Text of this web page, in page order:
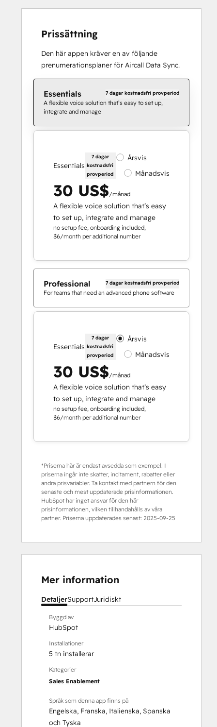
Prissättning
Den här appen kräver en av följande
prenumerationsplaner för Aircall Data Sync.
Essentials 7 dagar kostnadsfri provperiod
A flexible voice solution that’s easy to set up,
integrate and manage
Essentials
7 dagar
kostnadsfri
provperiod
Årsvis
Månadsvis
30 US$/månad
A flexible voice solution that’s easy
to set up, integrate and manage
no setup fee, onboarding included,
$6/month per additional number
Professional 7 dagar kostnadsfri provperiod
For teams that need an advanced phone software
Essentials
7 dagar
kostnadsfri
provperiod
Årsvis
Månadsvis
30 US$/månad
A flexible voice solution that’s easy
to set up, integrate and manage
no setup fee, onboarding included,
$6/month per additional number
*Priserna här är endast avsedda som exempel. I
priserna ingår inte skatter, incitament, rabatter eller
andra prisvariabler. Ta kontakt med partnern för den
senaste och mest uppdaterade prisinformationen.
HubSpot har inget ansvar för den här
prisinformationen, vilken tillhandahålls av våra
partner. Priserna uppdaterades senast: 2025-09-25
Mer information
DetaljerSupportJuridiskt
Byggd av
HubSpot
Installationer
5 tn installerar
Kategorier
Sales Enablement
Språk som denna app finns på
Engelska, Franska, Italienska, Spanska
och Tyska